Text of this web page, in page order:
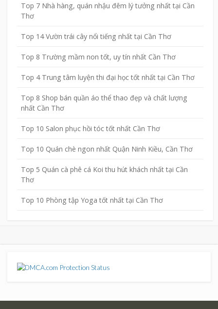
Top 7 Nhà hàng, quán nhậu đêm lý tưởng nhất tại Cần
Thơ
Top 14 Vườn trái cây nổi tiếng nhất tại Cần Thơ
Top 8 Trường mầm non tốt, uy tín nhất Cần Thơ
Top 4 Trung tâm luyện thi đại học tốt nhất tại Cần Thơ
Top 8 Shop bán quần áo thể thao đẹp và chất lượng
nhất Cần Thơ
Top 10 Salon phục hồi tóc tốt nhất Cần Thơ
Top 10 Quán chè ngon nhất Quận Ninh Kiều, Cần Thơ
Top 5 Quán cà phê cá Koi thu hút khách nhất tại Cần
Thơ
Top 10 Phòng tập Yoga tốt nhất tại Cần Thơ